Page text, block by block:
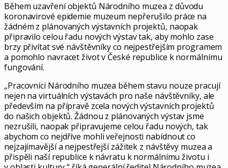
Během uzavření objektů Národního muzea z důvodu
koronavirové epidemie muzeum nepřerušilo práce na
žádném z plánovaných výstavních projektů, naopak
připravilo celou řadu nových výstav tak, aby mohlo zase
brzy přivítat své návštěvníky co nejpestřejším programem
a pomohlo navracet život v České republice k normálnímu
fungování.
„Pracovníci Národního muzea během stavu nouze pracují
nejen na virtuálních výstavách pro naše návštěvníky, ale
především na přípravě zcela nových výstavních projektů
do našich objektů. Žádnou z plánovaných výstav jsme
nezrušili, naopak připravujeme celou řadu nových, tak
abychom co nejdříve mohli veřejnosti nabídnout co
nejzajímavější a nejpestřejší zážitek z návštěvy muzea a
přispěli naší republice k návratu k normálnímu životu i